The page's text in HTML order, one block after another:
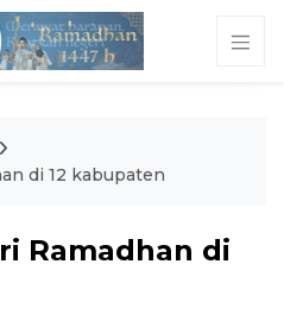
di 12 kabupaten
Ramadhan di